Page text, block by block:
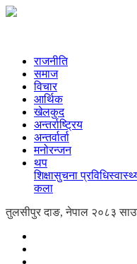
राजनीति
समाज
विचार
आर्थिक
खेलकुद
अन्तर्राष्ट्रिय
अन्तर्वार्ता
मनोरन्जन
थप
शिक्षासुचना प्रविधि
कला
तुलसीपुर दाङ, नेपाल २०८३